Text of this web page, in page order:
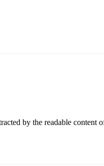
by the readable content